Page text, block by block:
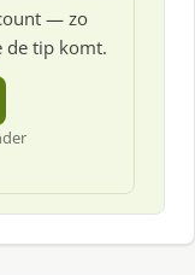
— zo
de tip komt.